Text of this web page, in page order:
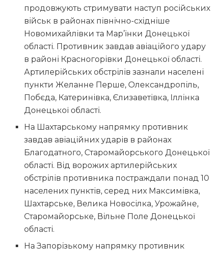
продовжують стримувати наступ російських
військ в районах північно-східніше
Новомихайлівки та Мар’їнки Донецької
області. Противник завдав авіаційого удару
в районі Красногорівки Донецької області.
Артилерійських обстрілів зазнали населені
пункти Желанне Перше, Олександропіль,
Побєда, Катеринівка, Єлизаветівка, Іллінка
Донецької області.
На Шахтарському напрямку противник
завдав авіаційних ударів в районах
Благодатного, Старомайорського Донецької
області. Від ворожих артилерійських
обстрілів противника постраждали понад 10
населених пунктів, серед них Максимівка,
Шахтарське, Велика Новосілка, Урожайне,
Старомайорське, Вільне Поле Донецької
області.
На Запорізькому напрямку противник